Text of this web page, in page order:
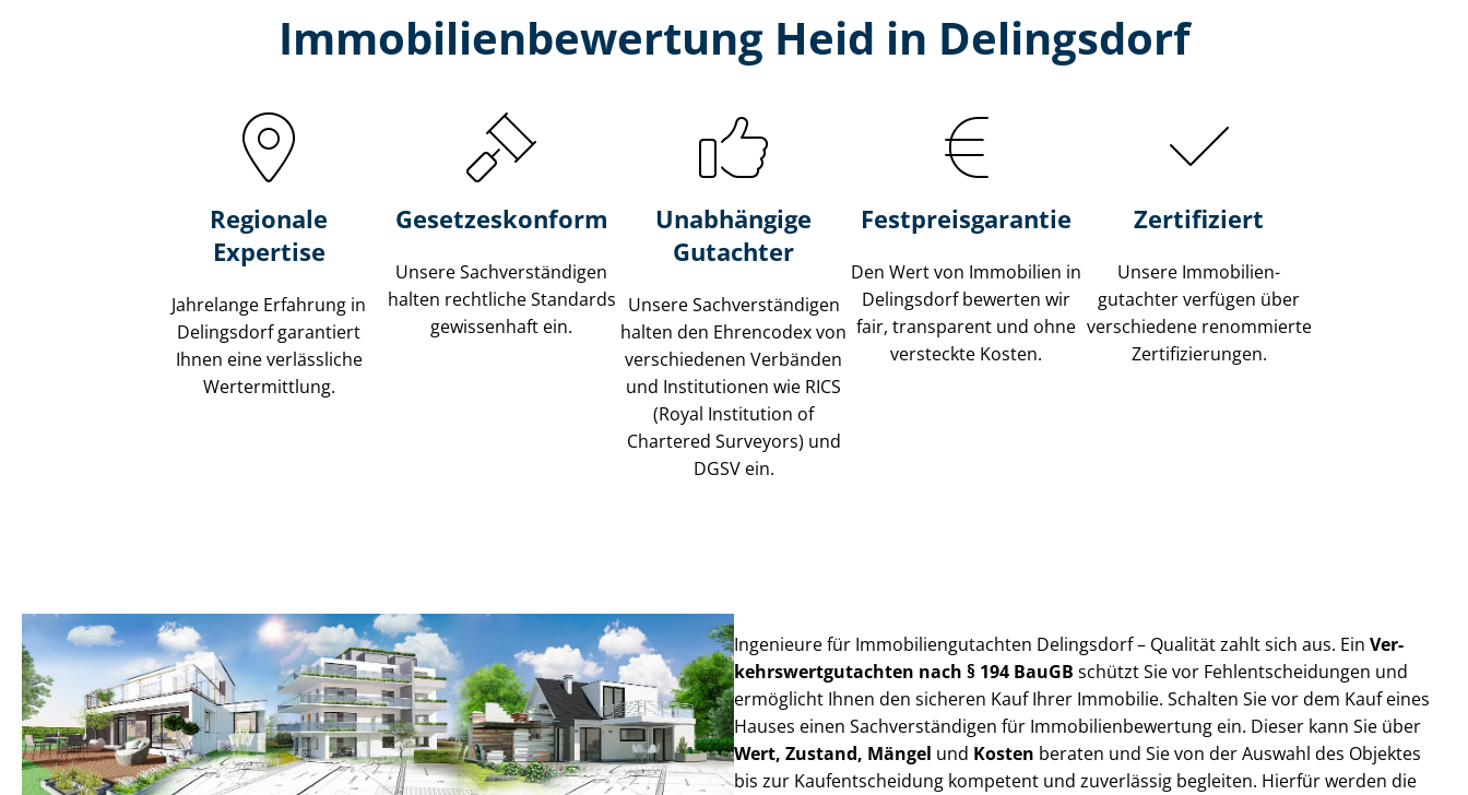
Immobilien­bewertung Heid in Delingsdorf
Regionale
Expertise
Jahrelange Erfahrung in
Delingsdorf garantiert
Ihnen eine verlässliche
Wertermittlung.
Gesetzes­konform
Unsere Sach­ver­stän­di­gen
halten rechtliche Standards
gewissenhaft ein.
Unabhängige
Gutachter
Unsere Sach­ver­stän­di­gen
halten den Ehrencodex von
verschiedenen Verbänden
und Institutionen wie RICS
(Royal Institution of
Chartered Surveyors) und
DGSV ein.
Festpreis​garantie
Den Wert von Immobilien in
Delingsdorf bewerten wir
fair, transparent und ohne
versteckte Kosten.
Zertifiziert
Unsere Immobilien­
gutachter verfügen über
verschiedene renommierte
Zer­ti­fi­zie­run­gen.
Ingenieure für Im­mo­bi­li­en­gut­ach­ten Delingsdorf – Qualität zahlt sich aus. Ein Ver­
kehrs­wert­gut­ach­ten nach § 194 BauGB schützt Sie vor Fehl­ent­schei­dun­gen und
ermöglicht Ihnen den sicheren Kauf Ihrer Immobilie. Schalten Sie vor dem Kauf eines
Hauses einen Sach­ver­stän­di­gen für Im­mo­bi­li­en­be­wer­tung ein. Dieser kann Sie über
Wert, Zustand, Mängel und Kosten beraten und Sie von der Auswahl des Objektes
bis zur Kauf­ent­schei­dung kompetent und zuverlässig begleiten. Hierfür werden die